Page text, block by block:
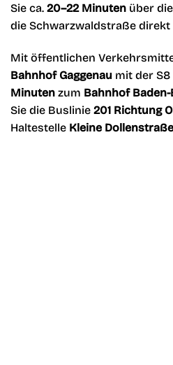
Sie ca. 20–22 Minuten über
die Schwarzwaldstraße direkt
Mit öffentlichen
Bahnhof Gaggenau mit der S8
Minuten zum Bahnhof Baden-
Sie die Buslinie 201 Richtung
Haltestelle Kleine Dollenstraße